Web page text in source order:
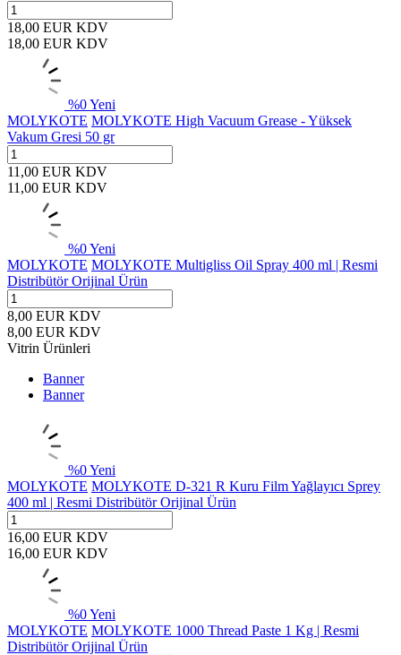
18,00 EUR KDV
18,00 EUR KDV
%0Yeni
MOLYKOTE MOLYKOTE High Vacuum Grease - Yüksek
Vakum Gresi 50 gr
11,00 EUR KDV
11,00 EUR KDV
%0Yeni
MOLYKOTE MOLYKOTE Multigliss Oil Spray 400 ml | Resmi
Distribütör Orijinal Ürün
8,00 EUR KDV
8,00 EUR KDV
Vitrin Ürünleri
Banner
Banner
%0Yeni
MOLYKOTE MOLYKOTE D-321 R Kuru Film Yağlayıcı Sprey
400 ml | Resmi Distribütör Orijinal Ürün
16,00 EUR KDV
16,00 EUR KDV
%0Yeni
MOLYKOTE MOLYKOTE 1000 Thread Paste 1 Kg | Resmi
Distribütör Orijinal Ürün